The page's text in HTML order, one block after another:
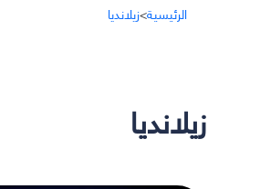
الرئيسية>زيلانديا
زيلانديا